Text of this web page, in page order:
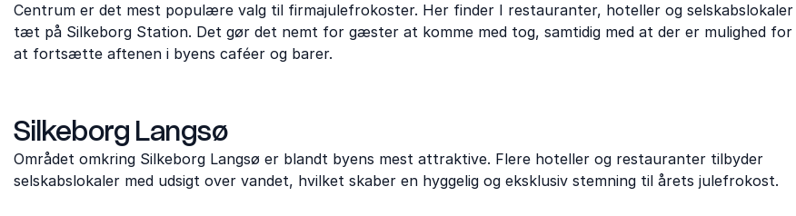
Centrum er det mest populære valg til firmajulefrokoster. Her finder I restauranter, hoteller og selskabslokaler
tæt på Silkeborg Station. Det gør det nemt for gæster at komme med tog, samtidig med at der er mulighed for
at fortsætte aftenen i byens caféer og barer.
Silkeborg Langsø
Området omkring Silkeborg Langsø er blandt byens mest attraktive. Flere hoteller og restauranter tilbyder
selskabslokaler med udsigt over vandet, hvilket skaber en hyggelig og eksklusiv stemning til årets julefrokost.